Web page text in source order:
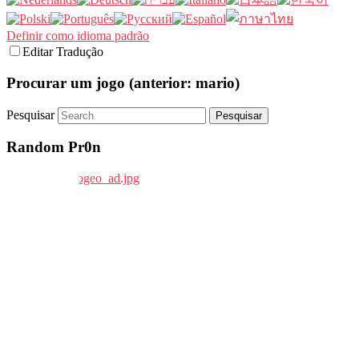
Definir como idioma padrão
Editar Tradução
Procurar um jogo (anterior: mario)
Pesquisar
Random Pr0n